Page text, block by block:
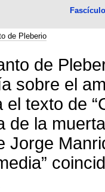
Fascículo
de Pleberio
de
sobre el
el texto de
de la
Jorge